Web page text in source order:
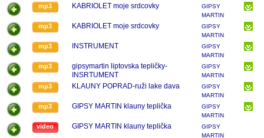
TEPLIČKA
KLAUNI
mp3 KABRIOLET moje srdcovky
GIPSY
MARTIN
TEPLIČKA
KLAUNI
mp3 KABRIOLET moje srdcovky
GIPSY
MARTIN
TEPLIČKA
KLAUNI
mp3 INSTRUMENT
GIPSY
MARTIN
TEPLIČKA
KLAUNI
mp3
gipsymartin liptovska tepličky-
INSRTUMENT
GIPSY
MARTIN
TEPLIČKA
KLAUNI
mp3 KLAUNY POPRAD-ruži lake dava
GIPSY
MARTIN
TEPLIČKA
KLAUNI
mp3 GIPSY MARTIN klauny teplička
GIPSY
MARTIN
TEPLIČKA
KLAUNI
video GIPSY MARTIN klauny teplička
GIPSY
MARTIN